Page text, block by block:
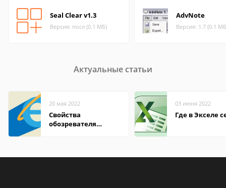
Seal Clear v1.3
Версия: посл (0.1 МБ)
AdvNote
Версия: 1.7 (0.1
Актуальные статьи
20 мая 2022
Свойства
обозревателя
03 июня 2022
Где в Экселе